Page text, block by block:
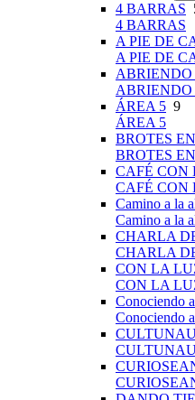
4 BARRAS
4 BARRAS
A PIE DE
A PIE DE
ÁREA 5 9
ÁREA 5
BROTES
BROTES
CAFÉ CON
CAFÉ CON
Camino a la
Camino a la
CHARLA
CHARLA
CON LA
CON LA
Conociendo
Conociendo